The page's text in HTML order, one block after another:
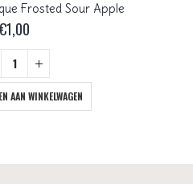
Frosted Sour Apple
€1,00
AAN WINKELWAGEN